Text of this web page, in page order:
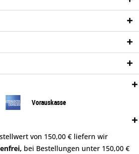
Vorauskasse
von 150,00 € liefern wir
bei Bestellungen unter 150,00 €